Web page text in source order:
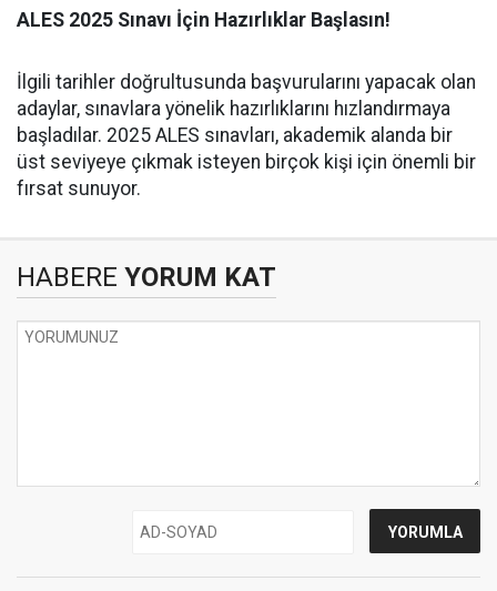
ALES 2025 Sınavı İçin Hazırlıklar Başlasın!
İlgili tarihler doğrultusunda başvurularını yapacak olan
adaylar, sınavlara yönelik hazırlıklarını hızlandırmaya
başladılar. 2025 ALES sınavları, akademik alanda bir
üst seviyeye çıkmak isteyen birçok kişi için önemli bir
fırsat sunuyor.
HABERE YORUM KAT